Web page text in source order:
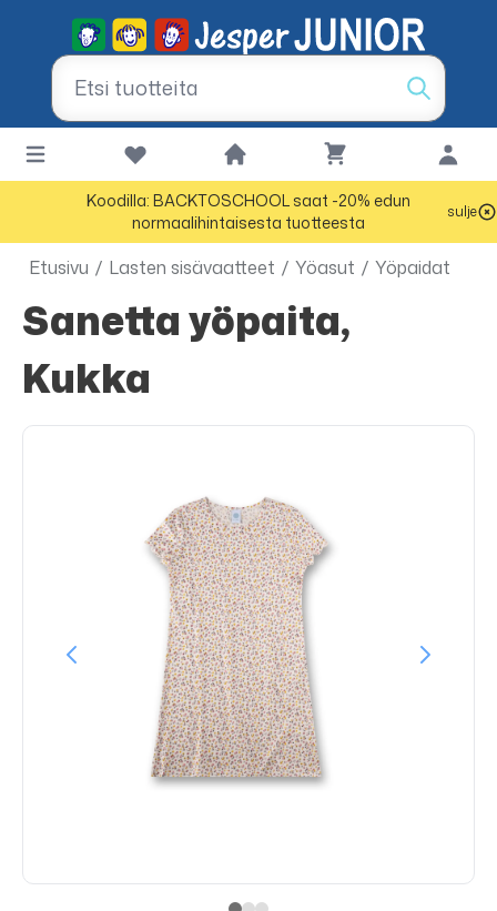
Koodilla: BACKTOSCHOOL saat -20% edun
normaalihintaisesta tuotteesta
sulje
Etusivu / Lasten sisävaatteet / Yöasut / Yöpaidat
Sanetta yöpaita,
Kukka